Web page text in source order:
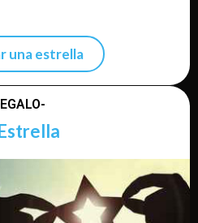
una estrella